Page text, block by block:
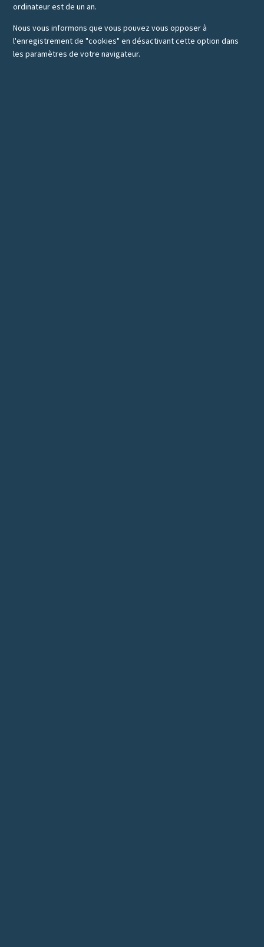
ordinateur est de un an.
Nous vous informons que vous pouvez vous opposer à
l'enregistrement de "cookies" en désactivant cette option dans
les paramètres de votre navigateur.